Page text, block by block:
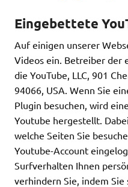
Eingebettete
Auf einigen unserer
Videos ein. Betreiber der
die YouTube, LLC, 901
94066, USA. Wenn Sie
Plugin besuchen, wird
Youtube hergestellt.
welche Seiten Sie
Youtube-Account
Surfverhalten Ihnen
verhindern Sie, indem Sie